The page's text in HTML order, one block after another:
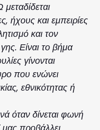
ήχους και εμπειρίες
και τον
Είναι το βήμα
γίνονται
που ενώνει
εθνικότητας ή
όταν δίνεται φωνή